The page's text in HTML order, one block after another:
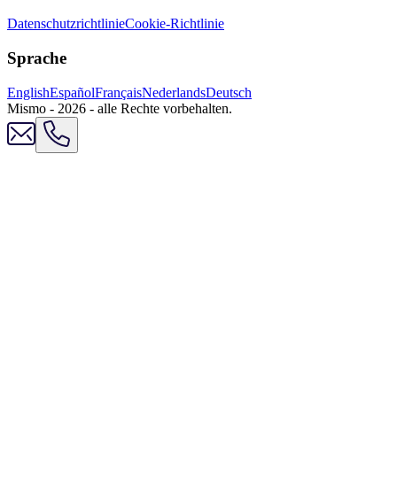
DatenschutzrichtlinieCookie-Richtlinie
Sprache
EnglishEspañolFrançaisNederlandsDeutsch
Mismo - 2026 - alle Rechte vorbehalten.